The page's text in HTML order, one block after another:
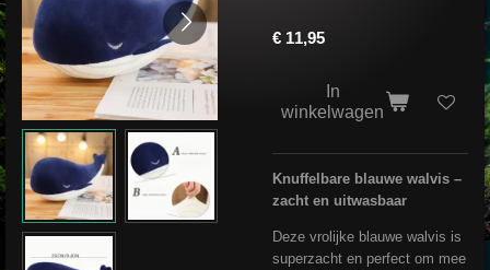
€ 11,95
In
winkelwagen
Knuffelbare blauwe walvis –
zacht en uitwasbaar
Deze vrolijke blauwe walvis is
superzacht en perfect om mee